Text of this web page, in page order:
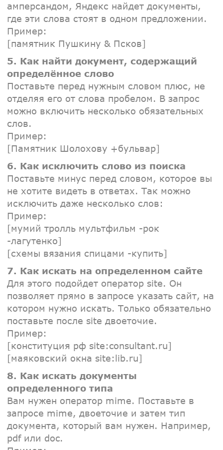
амперсандом, Яндекс найдет документы,
где эти слова стоят в одном предложении.
Пример:
[памятник Пушкину & Псков]
5. Как найти документ, содержащий
определённое слово
Поставьте перед нужным словом плюс, не
отделяя его от слова пробелом. В запрос
можно включить несколько обязательных
слов.
Пример:
[Памятник Шолохову +бульвар]
6. Как исключить слово из поиска
Поставьте минус перед словом, которое вы
не хотите видеть в ответах. Так можно
исключить даже несколько слов:
Пример:
[мумий тролль мультфильм -рок
-лагутенко]
[схемы вязания спицами -купить]
7. Как искать на определенном сайте
Для этого подойдет оператор site. Он
позволяет прямо в запросе указать сайт, на
котором нужно искать. Только обязательно
поставьте после site двоеточие.
Пример:
[конституция рф site:consultant.ru]
[маяковский окна site:lib.ru]
8. Как искать документы
определенного типа
Вам нужен оператор mime. Поставьте в
запросе mime, двоеточие и затем тип
документа, который вам нужен. Например,
pdf или doc.